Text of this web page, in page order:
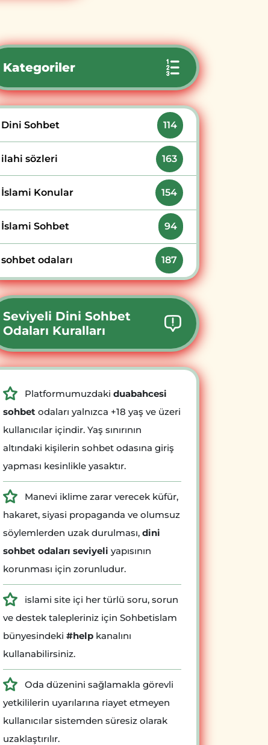
Kategoriler
Dini Sohbet 114
ilahi sözleri 163
İslami Konular 154
İslami Sohbet 94
sohbet odaları 187
Seviyeli Dini Sohbet
Odaları Kuralları
Platformumuzdaki duabahcesi
sohbet odaları yalnızca +18 yaş ve üzeri
kullanıcılar içindir. Yaş sınırının
altındaki kişilerin sohbet odasına giriş
yapması kesinlikle yasaktır.
Manevi iklime zarar verecek küfür,
hakaret, siyasi propaganda ve olumsuz
söylemlerden uzak durulması, dini
sohbet odaları seviyeli yapısının
korunması için zorunludur.
islami site içi her türlü soru, sorun
ve destek talepleriniz için Sohbetislam
bünyesindeki #help kanalını
kullanabilirsiniz.
Oda düzenini sağlamakla görevli
yetkililerin uyarılarına riayet etmeyen
kullanıcılar sistemden süresiz olarak
uzaklaştırılır.